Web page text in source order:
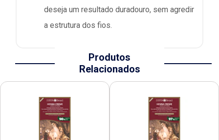
deseja um resultado duradouro, sem agredir
a estrutura dos fios.
Produtos
Relacionados